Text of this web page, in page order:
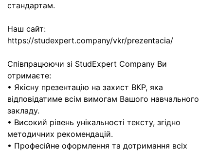
стандартам.
Наш сайт:
https://studexpert.company/vkr/prezentacia/
Співпрацюючи зі StudExpert Company Ви
отримаєте:
• Якісну презентацію на захист ВКР, яка
відповідатиме всім вимогам Вашого навчального
закладу.
• Високий рівень унікальності тексту, згідно
методичних рекомендацій.
• Професійне оформлення та дотримання всіх